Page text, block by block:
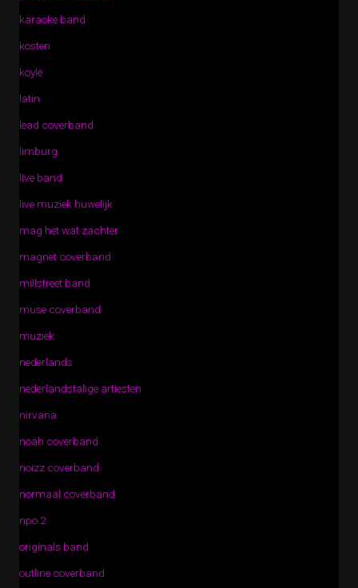
karaoke band
kosten
koyle
latin
lead coverband
limburg
live band
live muziek huwelijk
mag het wat zachter
magnet coverband
millstreet band
muse coverband
muziek
nederlands
nederlandstalige artiesten
nirvana
noah coverband
noizz coverband
normaal coverband
npo 2
originals band
outline coverband